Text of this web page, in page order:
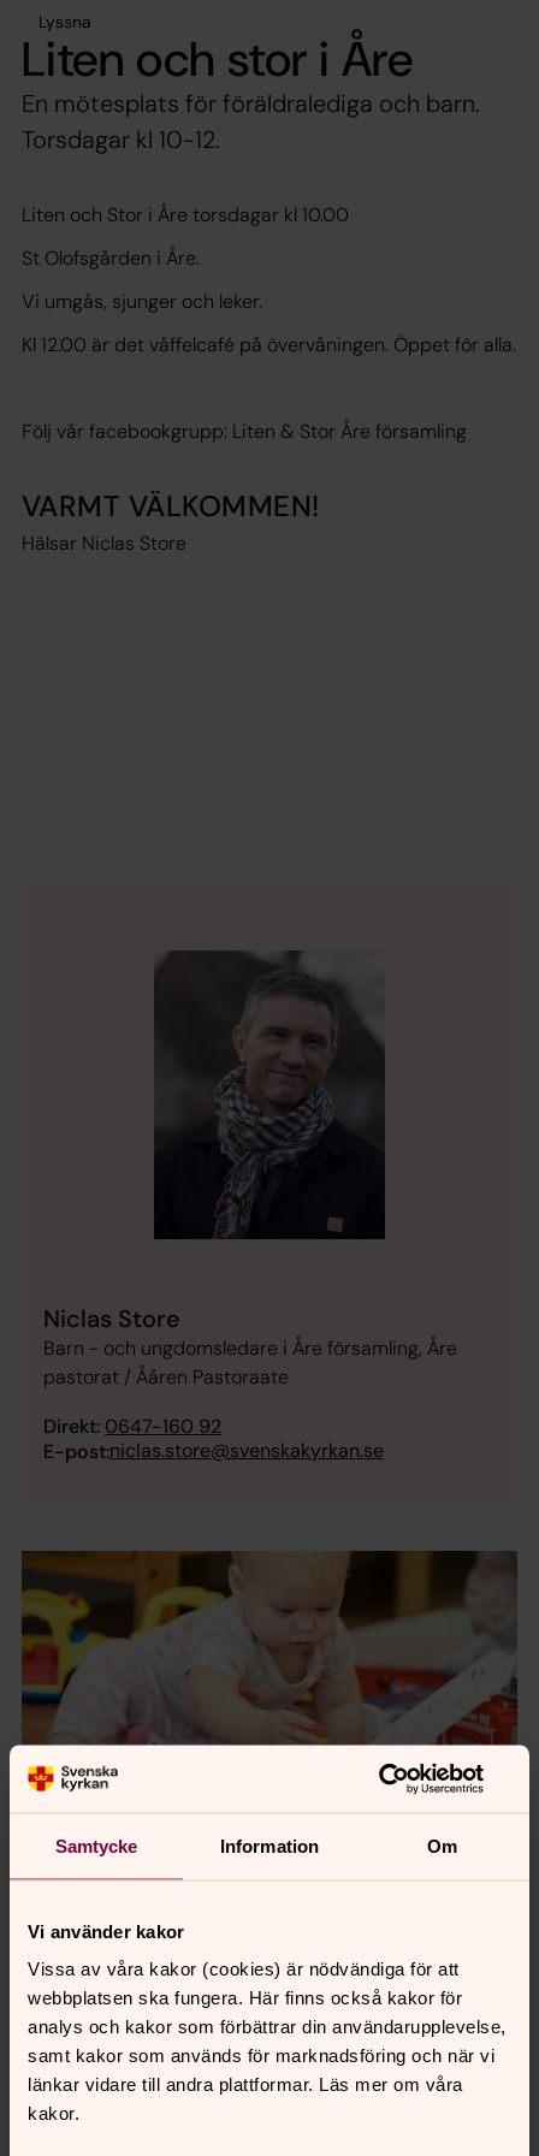
Samtycke Information Om
Vi använder kakor
Vissa av våra kakor (cookies) är nödvändiga för att
webbplatsen ska fungera. Här finns också kakor för
analys och kakor som förbättrar din användarupplevelse,
samt kakor som används för marknadsföring och när vi
länkar vidare till andra plattformar. Läs mer om våra
kakor.
Lyssna
Liten och stor i Åre
En mötesplats för föräldralediga och barn.
Torsdagar kl 10-12.
Liten och Stor i Åre torsdagar kl 10.00
St Olofsgården i Åre.
Vi umgås, sjunger och leker.
Kl 12.00 är det våffelcafé på övervåningen. Öppet för alla.
Följ vår facebookgrupp: Liten & Stor Åre församling
VARMT VÄLKOMMEN!
Hälsar Niclas Store
Niclas Store
Barn - och ungdomsledare i Åre församling, Åre
pastorat / Ååren Pastoraate
Direkt: 0647-160 92
E-post:niclas.store@svenskakyrkan.se